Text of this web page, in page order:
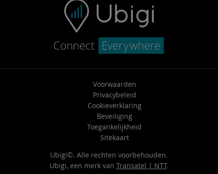
Voorwaarden
Privacybeleid
Cookieverklaring
Beveiliging
Toegankelijkheid
Sitekaart
Ubigi©. Alle rechten voorbehouden.
Ubigi, een merk van Transatel | NTT.